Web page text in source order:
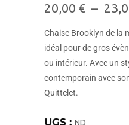
20,00 € –
Chaise Brooklyn de la
idéal pour de gros
ou intérieur. Avec un
contemporain avec
Quittelet.
UGS : ND